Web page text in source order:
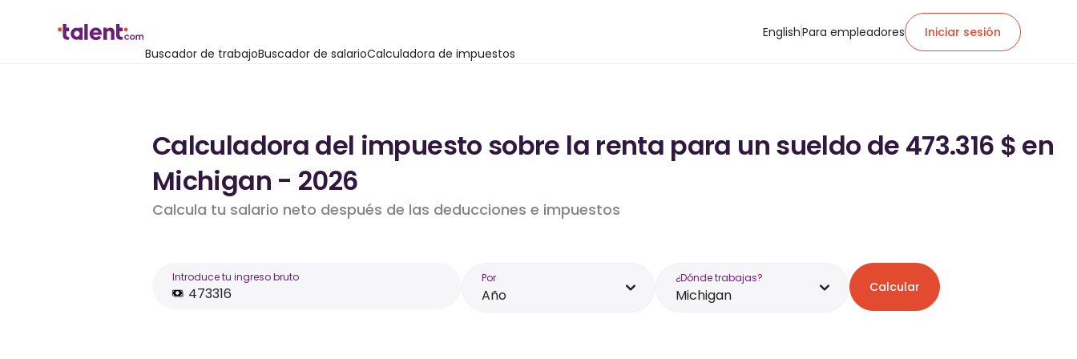
Buscador de trabajoBuscador de salarioCalculadora de impuestos
EnglishPara empleadores Iniciar sesión
Calculadora del impuesto sobre la renta para un sueldo de 473.316 $ en
Michigan - 2026
Calcula tu salario neto después de las deducciones e impuestos
Introduce tu ingreso bruto Por
Año
¿Dónde trabajas?
Michigan Calcular